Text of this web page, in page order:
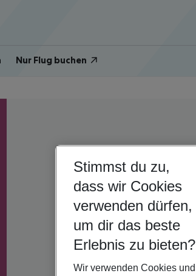
Nur Flug buchen
Stimmst du zu,
dass wir Cookies
verwenden dürfen,
um dir das beste
Erlebnis zu bieten?
Wir verwenden Cookies und